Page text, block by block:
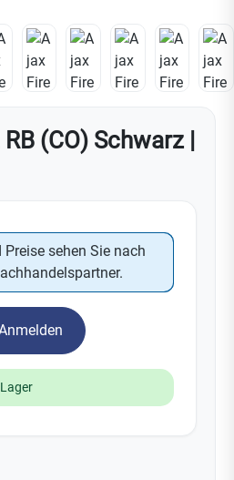
(CO) Schwarz |
sehen Sie nach